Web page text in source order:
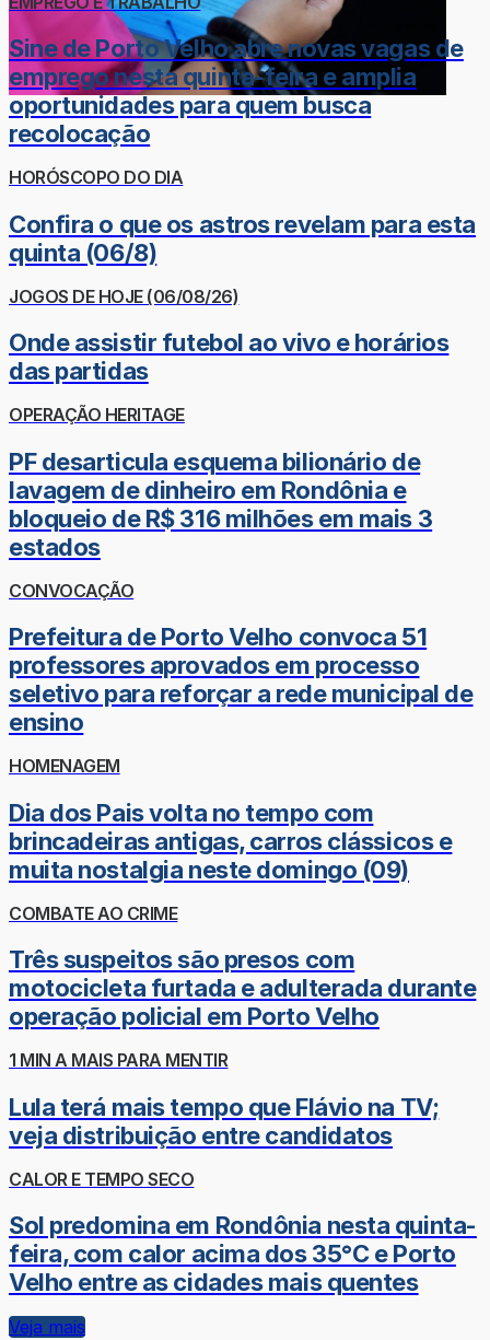
Sine de Porto Velho abre novas vagas de
emprego nesta quinta-feira e amplia
oportunidades para quem busca
recolocação
HORÓSCOPO DO DIA
Confira o que os astros revelam para esta
quinta (06/8)
JOGOS DE HOJE (06/08/26)
Onde assistir futebol ao vivo e horários
das partidas
OPERAÇÃO HERITAGE
PF desarticula esquema bilionário de
lavagem de dinheiro em Rondônia e
bloqueio de R$ 316 milhões em mais 3
estados
CONVOCAÇÃO
Prefeitura de Porto Velho convoca 51
professores aprovados em processo
seletivo para reforçar a rede municipal de
ensino
HOMENAGEM
Dia dos Pais volta no tempo com
brincadeiras antigas, carros clássicos e
muita nostalgia neste domingo (09)
COMBATE AO CRIME
Três suspeitos são presos com
motocicleta furtada e adulterada durante
operação policial em Porto Velho
1 MIN A MAIS PARA MENTIR
Lula terá mais tempo que Flávio na TV;
veja distribuição entre candidatos
CALOR E TEMPO SECO
Sol predomina em Rondônia nesta quinta-
feira, com calor acima dos 35°C e Porto
Velho entre as cidades mais quentes
Veja mais